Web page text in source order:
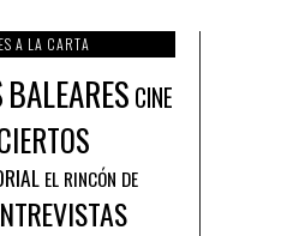
A LA CARTA
BALEARES CINE
EL RINCÓN DE